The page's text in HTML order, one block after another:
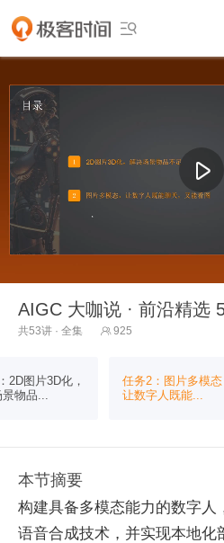

AIGC 大咖说 · 前沿精选
共53讲 · 全集  925
2D图片3D化，
景物品...
任务2：图片多模态
让数字人既能...
本节摘要
构建具备多模态能力的数字人
语音合成技术，并实现本地化